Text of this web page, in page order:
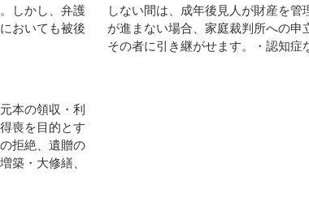
しかし、弁護
おいても被後
しない間は、成年後見人が財産を
が進まない場合、家庭裁判所への申
その者に引き継がせます。・認知症
本の領収・利
喪を目的とす
拒絶、遺贈の
築・大修繕、